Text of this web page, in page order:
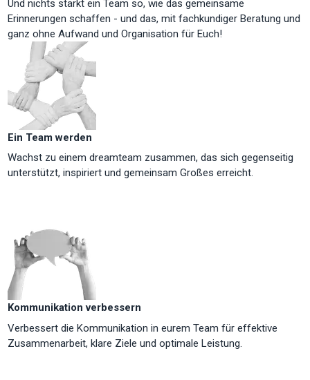
Und nichts stärkt ein Team so, wie das gemeinsame
Erinnerungen schaffen - und das, mit fachkundiger Beratung und
ganz ohne Aufwand und Organisation für Euch!
Ein Team werden
Wachst zu einem dreamteam zusammen, das sich gegenseitig
unterstützt, inspiriert und gemeinsam Großes erreicht.
Kommunikation verbessern
Verbessert die Kommunikation in eurem Team für effektive
Zusammenarbeit, klare Ziele und optimale Leistung.